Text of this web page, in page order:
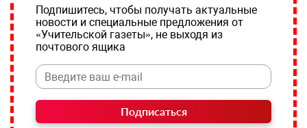
Подпишитесь, чтобы получать актуальные
новости и специальные предложения от
«Учительской газеты», не выходя из
почтового ящика
Подписаться